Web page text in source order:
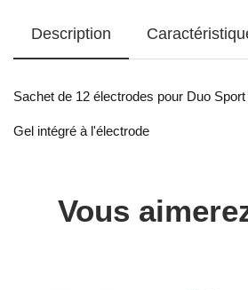
Description
Sachet de 12 électrodes pour Duo
Gel intégré à l'électrode
Vous